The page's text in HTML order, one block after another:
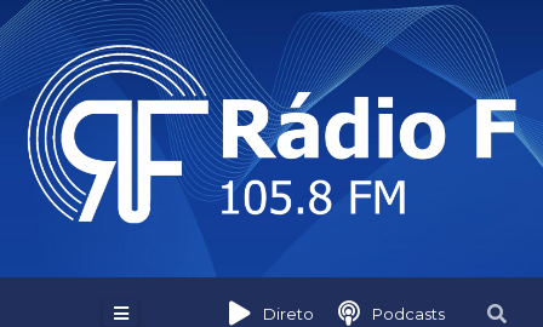
Skip
to
content
Direto Podcasts